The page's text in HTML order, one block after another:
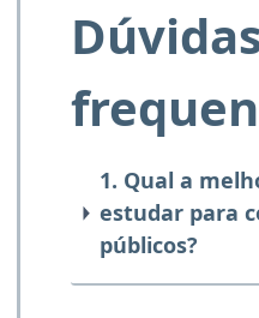
1. Qual a
estudar para
públicos?